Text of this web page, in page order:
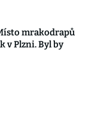
mrakodrapů
v Plzni. Byl by